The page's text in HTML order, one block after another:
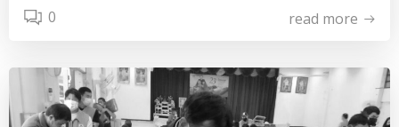
0 read more